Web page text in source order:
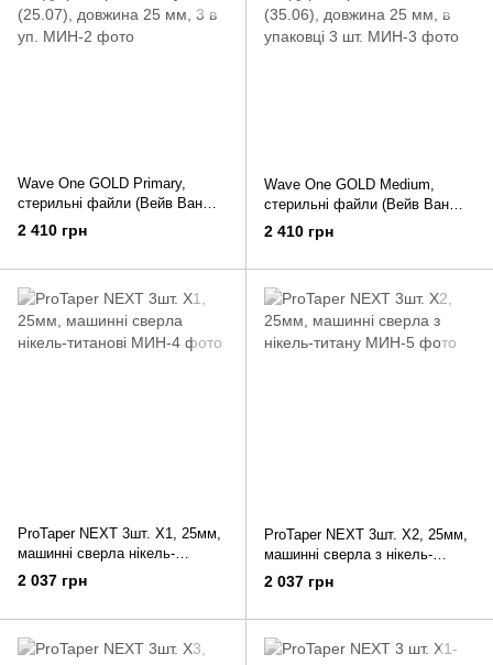
Wave One GOLD Primary,
стерильні файли (Вейв Ван
Голд), розмір - Primary (25.07),
довжина 25 мм, 3 в уп.
2 410 грн
Wave One GOLD Medium,
стерильні файли (Вейв Ван
Голд) розмір - Medium (35.06),
довжина 25 мм, в упаковці 3
2 410 грн
ProTaper NEXT 3шт. X1, 25мм,
машинні сверла нікель-
титанові
2 037 грн
ProTaper NEXT 3шт. X2, 25мм,
машинні сверла з нікель-
титану
2 037 грн